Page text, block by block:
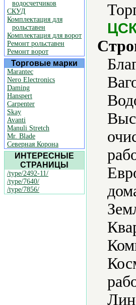
водосчетчиков
СКУД
Комплектация для
рольставен
Комплектация для ворот
Ремонт рольставен
Ремонт ворот
Торговые марки
Marantec
Nero Electronics
Daming
Hanspert
Carpenter
Skay
Avanti
Manuli Stretch
Mr. Blade
Северная Корона
ИНТЕРЕСНЫЕ
СТРАНИЦЫ
/type/2492-11/
/type/7640/
/type/7856/